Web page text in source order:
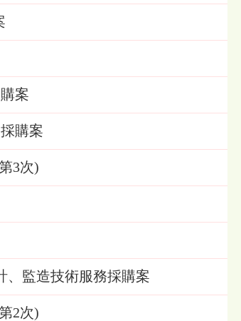
案
購案
3次)
、監造技術服務採購案
2次)